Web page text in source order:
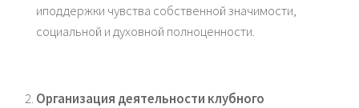
иподдержки чувства собственной значимости,
социальной и духовной полноценности.
Организация деятельности клубного